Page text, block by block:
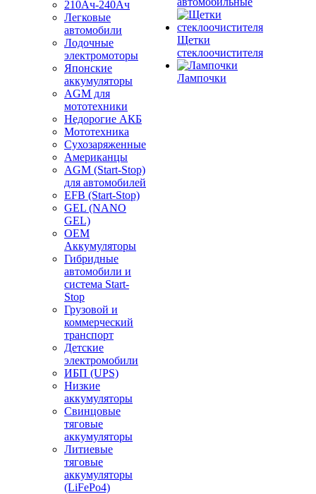
210Ач-240Ач
Легковые
автомобили
Лодочные
электромоторы
Японские
аккумуляторы
AGM для
мототехники
Недорогие АКБ
Мототехника
Сухозаряженные
Американцы
AGM (Start-Stop)
для автомобилей
EFB (Start-Stop)
GEL (NANO
GEL)
OEM
Аккумуляторы
Гибридные
автомобили и
система Start-
Stop
Грузовой и
коммерческий
транспорт
Детские
электромобили
ИБП (UPS)
Низкие
аккумуляторы
Свинцовые
тяговые
аккумуляторы
Литиевые
тяговые
аккумуляторы
(LiFePo4)
Щетки
стеклоочистителя
Лампочки